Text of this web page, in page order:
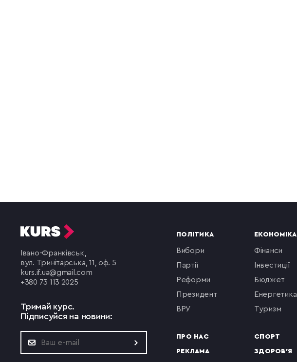
Івано-Франківськ,
вул. Тринітарська, 11, оф. 5
kurs.if.ua@gmail.com
+380 73 113 2025
Тримай курс.
Підписуйся на новини:
ПОЛІТИКА
вибори
партії
реформи
президент
ВРУ
ПРО НАС
РЕКЛАМА
ЕКОНОМІКА
фінанси
інвестиції
бюджет
енергетика
туризм
СПОРТ
ЗДОРОВ'Я